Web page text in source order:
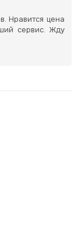
Нравится цена
сервис. Жду